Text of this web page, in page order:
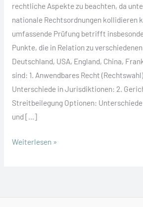
rechtliche Aspekte zu beachten, da
nationale Rechtsordnungen kollidieren
umfassende Prüfung betrifft
Punkte, die in Relation zu
Deutschland, USA, England, China,
sind: 1. Anwendbares Recht
Unterschiede in Jurisdiktionen: 2.
Streitbeilegung Optionen:
und […]
Was
Weiterlesen »